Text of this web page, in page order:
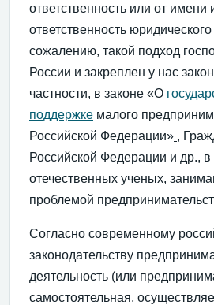
ответственность или от
ответственность
сожалению, такой подход
России и закреплен у нас
частности, в законе «О
поддержке малого
Российской Федерации» ,
Российской Федерации и др., в
отечественных ученых,
проблемой
Согласно современному
законодательству
деятельность (или
самостоятельная,